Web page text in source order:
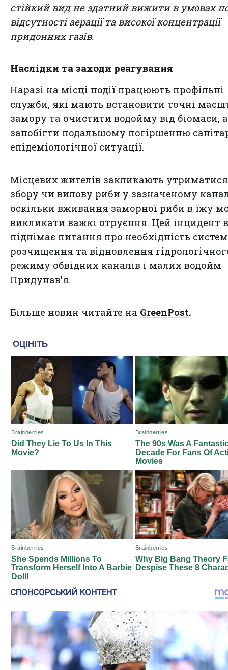
стійкий вид не здатний вижити в умовах
відсутності аерації та високої концентрації
придонних газів.
Наслідки та заходи реагування
Наразі на місці події працюють профільні
служби, які мають встановити точні
замору та очистити водойму від біомаси,
запобігти подальшому погіршенню
епідеміологічної ситуації.
Місцевих жителів закликають утриматися
збору чи вилову риби у зазначеному
оскільки вживання заморної риби в їжу
викликати важкі отруєння. Цей інцидент
піднімає питання про необхідність
розчищення та відновлення
режиму обвідних каналів і малих водойм
Придунав'я.
Більше новин читайте на GreenPost.